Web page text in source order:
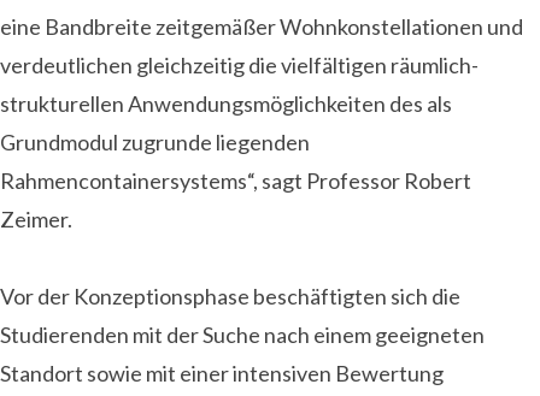
eine Bandbreite zeitgemäßer Wohnkonstellationen und
verdeutlichen gleichzeitig die vielfältigen räumlich-
strukturellen Anwendungsmöglichkeiten des als
Grundmodul zugrunde liegenden
Rahmencontainersystems“, sagt Professor Robert
Zeimer.
Vor der Konzeptionsphase beschäftigten sich die
Studierenden mit der Suche nach einem geeigneten
Standort sowie mit einer intensiven Bewertung